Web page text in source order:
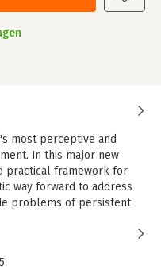
most perceptive and
In this major new
practical framework for
way forward to address
problems of persistent
Sachs offers
pathways they need to